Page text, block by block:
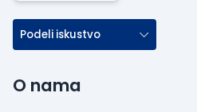
Podeli iskustvo
O nama